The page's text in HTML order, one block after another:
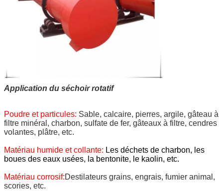
Application du séchoir rotatif
Poudre et particules: Sable, calcaire, pierres, argile, gâteau à
filtre minéral, charbon, sulfate de fer, gâteaux à filtre, cendres
volantes, plâtre, etc.
Matériau humide et collante: Les déchets de charbon, les
boues des eaux usées, la bentonite, le kaolin, etc.
Matériau corrosif:Destilateurs grains, engrais, fumier animal,
scories, etc.